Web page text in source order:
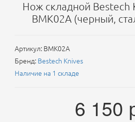
Нож складной Bestech
BMK02A (черный,
Артикул: BMK02A
Бренд: Bestech Knives
Наличие на 1 складе
6 150